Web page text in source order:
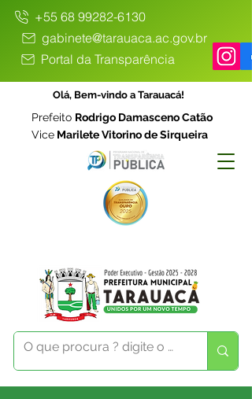
+55 68 99282-6130
gabinete@tarauaca.ac.gov.br
Portal da Transparência
Olá, Bem-vindo a Tarauacá!
Prefeito Rodrigo Damasceno Catão
Vice Marilete Vitorino de Sirqueira